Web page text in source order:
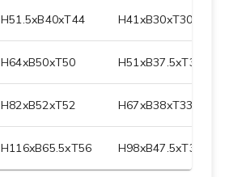
H51.5xB40xT44 H41 xB30xT30
H64xB50xT50 H51 xB37.5xT33
H82xB52xT52 H67xB38xT33
H116xB65.5xT56 H98xB47.5xT35